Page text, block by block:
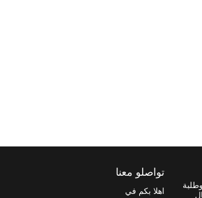
تواصلو معنا
اهلا بكم في